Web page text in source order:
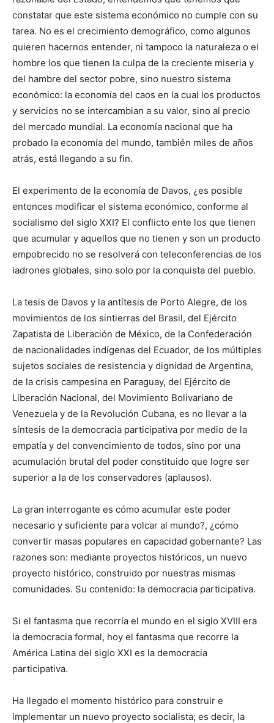
constatar que este sistema económico no cumple con su
tarea. No es el crecimiento demográfico, como algunos
quieren hacernos entender, ni tampoco la naturaleza o el
hombre los que tienen la culpa de la creciente miseria y
del hambre del sector pobre, sino nuestro sistema
económico: la economía del caos en la cual los productos
y servicios no se intercambian a su valor, sino al precio
del mercado mundial. La economía nacional que ha
probado la economía del mundo, también miles de años
atrás, está llegando a su fin.
El experimento de la economía de Davos, ¿es posible
entonces modificar el sistema económico, conforme al
socialismo del siglo XXI? El conflicto ente los que tienen
que acumular y aquellos que no tienen y son un producto
empobrecido no se resolverá con teleconferencias de los
ladrones globales, sino solo por la conquista del pueblo.
La tesis de Davos y la antítesis de Porto Alegre, de los
movimientos de los sintierras del Brasil, del Ejército
Zapatista de Liberación de México, de la Confederación
de nacionalidades indígenas del Ecuador, de los múltiples
sujetos sociales de resistencia y dignidad de Argentina,
de la crisis campesina en Paraguay, del Ejército de
Liberación Nacional, del Movimiento Bolivariano de
Venezuela y de la Revolución Cubana, es no llevar a la
síntesis de la democracia participativa por medio de la
empatía y del convencimiento de todos, sino por una
acumulación brutal del poder constituido que logre ser
superior a la de los conservadores (aplausos).
La gran interrogante es cómo acumular este poder
necesario y suficiente para volcar al mundo?, ¿cómo
convertir masas populares en capacidad gobernante? Las
razones son: mediante proyectos históricos, un nuevo
proyecto histórico, construido por nuestras mismas
comunidades. Su contenido: la democracia participativa.
Si el fantasma que recorría el mundo en el siglo XVIII era
la democracia formal, hoy el fantasma que recorre la
América Latina del siglo XXI es la democracia
participativa.
Ha llegado el momento histórico para construir e
implementar un nuevo proyecto socialista; es decir, la